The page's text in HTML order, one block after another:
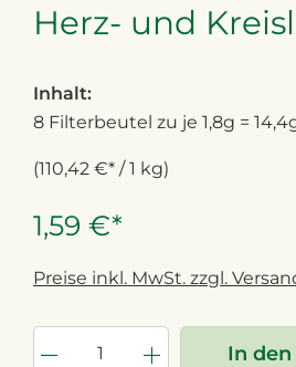
Herz- und
Inhalt:
8 Filterbeutel zu je 1,8g =
(110,42 €* / 1 kg)
1,59 €*
Preise inkl. MwSt. zzgl.
In